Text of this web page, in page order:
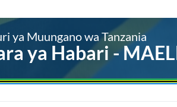
ya Muungano wa Tanzania
ya Habari -